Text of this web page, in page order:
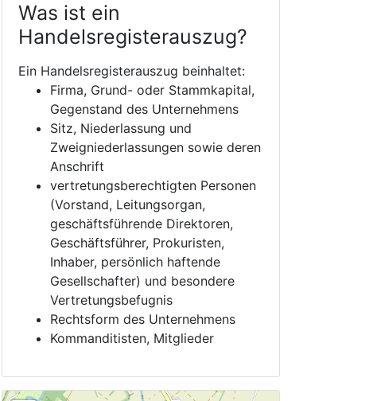
Was ist ein
Handelsregisterauszug?
Ein Handelsregisterauszug beinhaltet:
Firma, Grund- oder Stammkapital,
Gegenstand des Unternehmens
Sitz, Niederlassung und
Zweigniederlassungen sowie deren
Anschrift
vertretungsberechtigten Personen
(Vorstand, Leitungsorgan,
geschäftsführende Direktoren,
Geschäftsführer, Prokuristen,
Inhaber, persönlich haftende
Gesellschafter) und besondere
Vertretungsbefugnis
Rechtsform des Unternehmens
Kommanditisten, Mitglieder